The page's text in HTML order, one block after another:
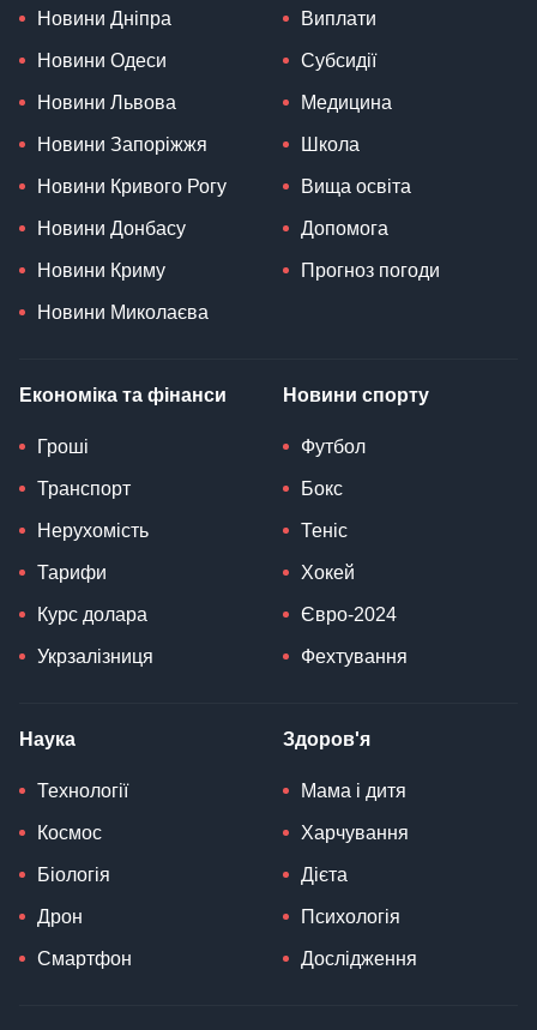
Новини Дніпра
Новини Одеси
Новини Львова
Новини Запоріжжя
Новини Кривого Рогу
Новини Донбасу
Новини Криму
Новини Миколаєва
Виплати
Субсидії
Медицина
Школа
Вища освіта
Допомога
Прогноз погоди
Економіка та фінанси
Гроші
Транспорт
Нерухомість
Тарифи
Курс долара
Укрзалізниця
Новини спорту
Футбол
Бокс
Теніс
Хокей
Євро-2024
Фехтування
Наука
Технології
Космос
Біологія
Дрон
Смартфон
Здоров'я
Мама і дитя
Харчування
Дієта
Психологія
Дослідження